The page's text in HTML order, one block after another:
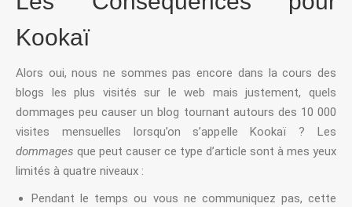
Kookaï
Alors oui, nous ne sommes pas encore dans la cours des
blogs les plus visités sur le web mais justement, quels
dommages peu causer un blog tournant autours des 10 000
visites mensuelles lorsqu’on s’appelle Kookaï ? Les
dommages que peut causer ce type d’article sont à mes yeux
limités à quatre niveaux :
Pendant le temps ou vous ne communiquez pas, cette